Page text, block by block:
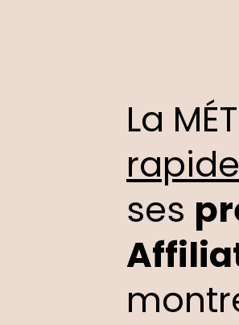
La
rapide
ses